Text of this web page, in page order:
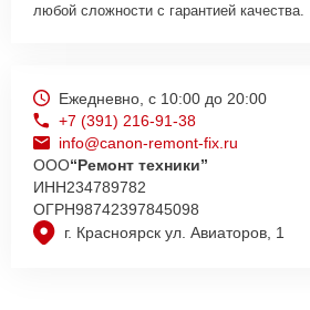
любой сложности с гарантией качества.
г. Красноярск ул. Авиаторов, 1
Ежедневно, с 10:00 до 20:00
+7 (391) 216-91-38
info@canon-remont-fix.ru
ООО“Ремонт техники”
ИНН234789782
ОГРН98742397845098